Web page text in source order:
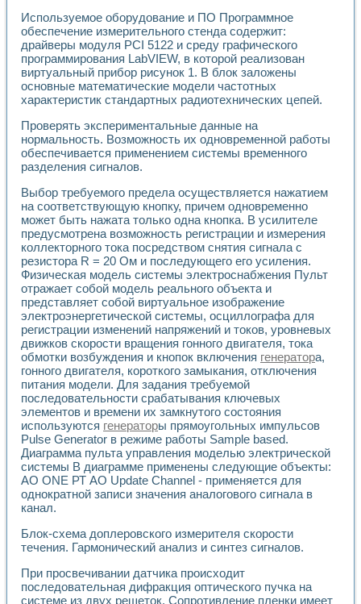
Проблемы повышения качества образования и
Развитие LabVIEW лабораторного практикума по
Разработка виртуальной лаборатории по электротехнике
Усовершенствованные алгоритмы частотного анализа
Об опыте работы учебного центра «Технологии
Технологии NI в магистерской программе «Прикладная
Автоматизированный стенд формирования
Лабораторный практикум по курсу ИИС на базе
Партнеры
Академические и отраслевые институты
Учебные заведения
Бизнес
Контакты
Используемое оборудование и ПО Программное
обеспечение измерительного стенда содержит:
драйверы модуля PCI 5122 и среду графического
программирования LabVIEW, в которой реализован
виртуальный прибор рисунок 1. В блок заложены
основные математические модели частотных
характеристик стандартных радиотехнических цепей.
Проверять экспериментальные данные на
нормальность. Возможность их одновременной работы
обеспечивается применением системы временного
разделения сигналов.
Выбор требуемого предела осуществляется нажатием
на соответствующую кнопку, причем одновременно
может быть нажата только одна кнопка. В усилителе
предусмотрена возможность регистрации и измерения
коллекторного тока посредством снятия сигнала с
резистора R = 20 Ом и последующего его усиления.
Физическая модель системы электроснабжения Пульт
отражает собой модель реального объекта и
представляет собой виртуальное изображение
электроэнергетической системы, осциллографа для
регистрации изменений напряжений и токов, уровневых
движков скорости вращения гонного двигателя, тока
обмотки возбуждения и кнопок включения генератора,
гонного двигателя, короткого замыкания, отключения
питания модели. Для задания требуемой
последовательности срабатывания ключевых
элементов и времени их замкнутого состояния
используются генераторы прямоугольных импульсов
Pulse Generator в режиме работы Sample based.
Диаграмма пульта управления моделью электрической
системы В диаграмме применены следующие объекты:
АО ONE РТ АО Update Channel - применяется для
однократной записи значения аналогового сигнала в
канал.
Блок-схема доплеровского измерителя скорости
течения. Гармонический анализ и синтез сигналов.
При просвечивании датчика происходит
последовательная дифракция оптического пучка на
системе из двух решеток. Сопротивление пленки имеет